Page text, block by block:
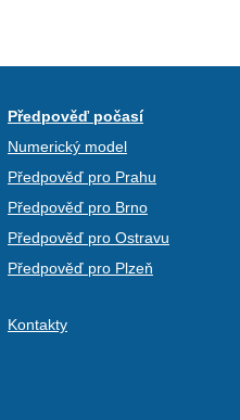
Předpověď počasí
Numerický model
Předpověď pro Prahu
Předpověď pro Brno
Předpověď pro Ostravu
Předpověď pro Plzeň
Kontakty